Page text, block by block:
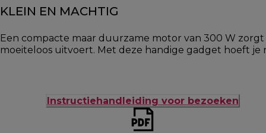
KLEIN EN MACHTIG
Een compacte maar duurzame motor van 300 W
moeiteloos uitvoert. Met deze handige gadget hoeft je
Instructiehandleiding voor bezoeken